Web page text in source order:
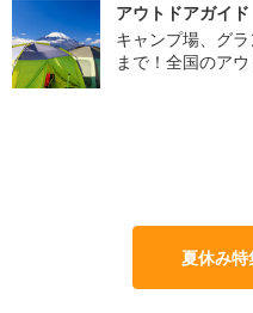
アウトドアガイド
キャンプ場、グ
まで！全国のア
夏休み特